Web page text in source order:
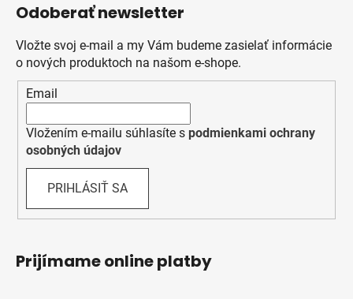
Odoberať newsletter
Vložte svoj e-mail a my Vám budeme zasielať informácie
o nových produktoch na našom e-shope.
Email
Vložením e-mailu súhlasíte s podmienkami ochrany
osobných údajov
PRIHLÁSIŤ SA
Prijímame online platby